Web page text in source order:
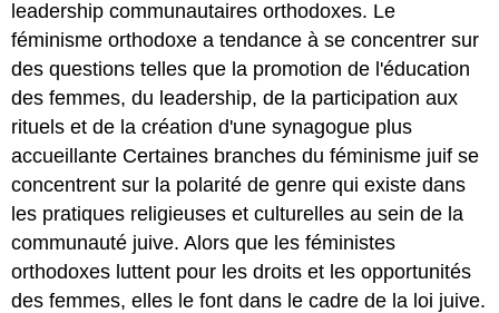
leadership communautaires orthodoxes. Le
féminisme orthodoxe a tendance à se concentrer sur
des questions telles que la promotion de l'éducation
des femmes, du leadership, de la participation aux
rituels et de la création d'une synagogue plus
accueillante Certaines branches du féminisme juif se
concentrent sur la polarité de genre qui existe dans
les pratiques religieuses et culturelles au sein de la
communauté juive. Alors que les féministes
orthodoxes luttent pour les droits et les opportunités
des femmes, elles le font dans le cadre de la loi juive.